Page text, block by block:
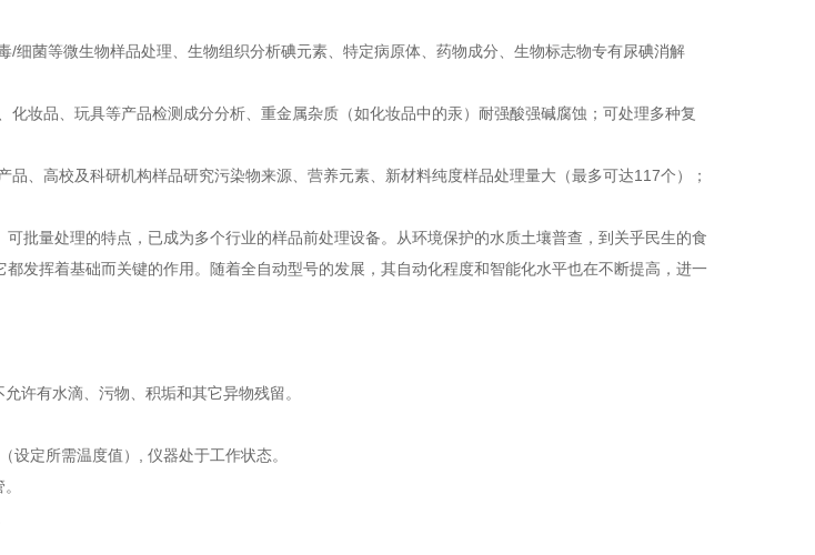
/细菌等微生物样品处理、生物组织分析碘元素、特定病原体、药物成分、生物标志物专有尿碘消解
化妆品、玩具等产品检测 成分分析、重金属杂质（如化妆品中的汞） 耐强酸强碱腐蚀；可处理多种复
品、高校及科研机构样品研究污染物来源、营养元素、新材料纯度样品处理量大（最多可达117个）；
批量处理的特点，已成为多个行业的样品前处理设备。从环境保护的水质土壤普查，到关乎民生的食
发挥着基础而关键的作用。随着全自动型号的发展，其自动化程度和智能化水平也在不断提高，进一
许有水滴、污物、积垢和其它异物残留。
设定所需温度值）, 仪器处于工作状态。